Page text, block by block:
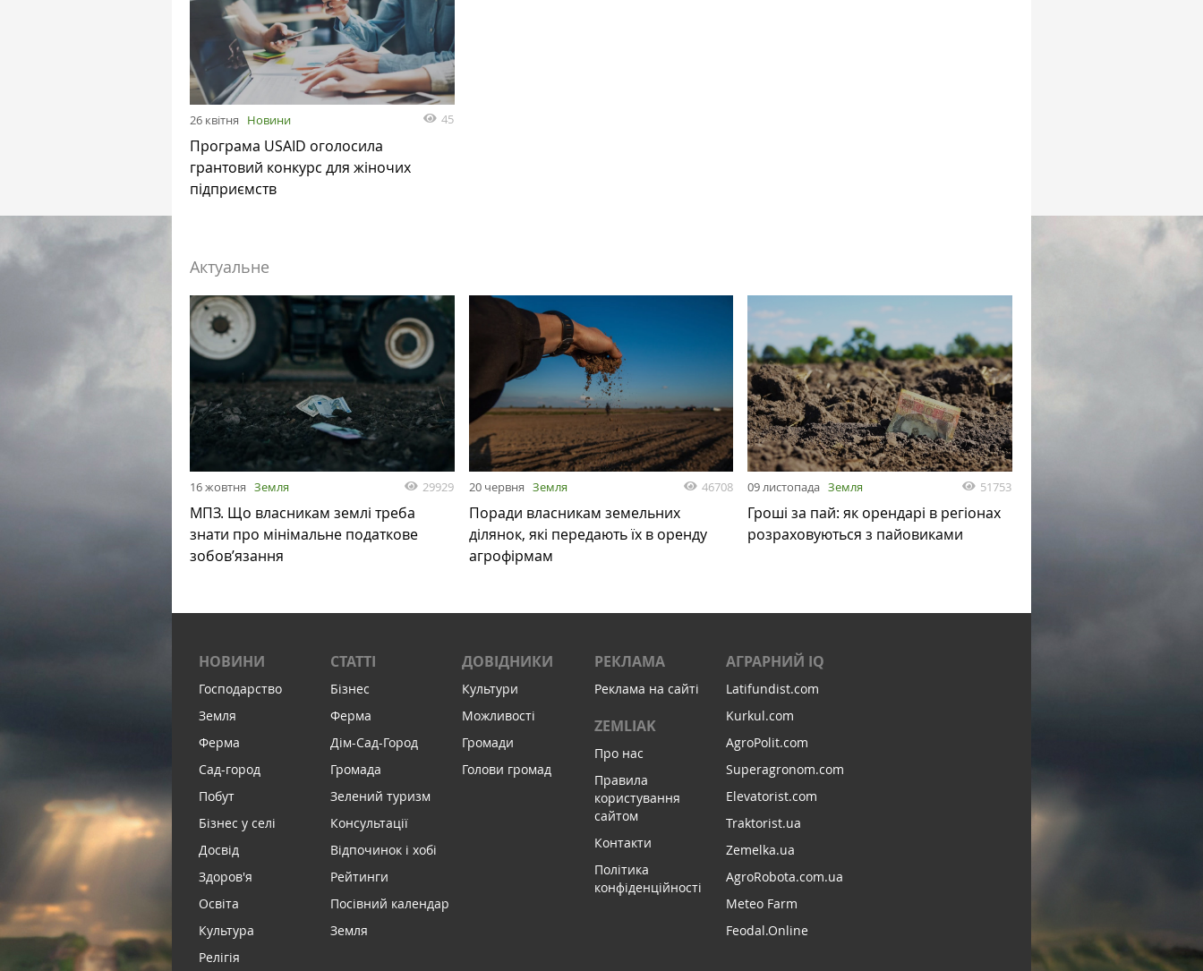
26 квітня Новини 45
Програма USAID оголосила
грантовий конкурс для жіночих
підприємств
Актуальне
16 жовтня Земля 29929
МПЗ. Що власникам землі треба
знати про мінімальне податкове
зобов’язання
20 червня Земля 46708
Поради власникам земельних
ділянок, які передають їх в оренду
агрофірмам
09 листопада Земля 51753
Гроші за пай: як орендарі в регіонах
розраховуються з пайовиками
НОВИНИ
Господарство
Земля
Ферма
Сад-город
Побут
Бізнес у селі
Досвід
Здоров'я
Освіта
Культура
Релігія
СТАТТІ
Бізнес
Ферма
Дім-Сад-Город
Громада
Зелений туризм
Консультації
Відпочинок і хобі
Рейтинги
Посівний календар
Земля
ДОВІДНИКИ
Культури
Можливості
Громади
Голови громад
РЕКЛАМА
Реклама на сайті
ZEMLIAK
Про нас
Правила
користування
сайтом
Контакти
Політика
конфіденційності
АГРАРНИЙ IQ
Latifundist.com
Kurkul.com
AgroPolit.com
Superagronom.com
Elevatorist.com
Traktorist.ua
Zemelka.ua
AgroRobota.com.ua
Meteo Farm
Feodal.Online